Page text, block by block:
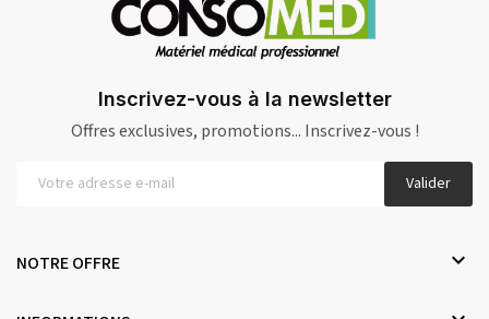
Inscrivez-vous à la newsletter
Offres exclusives, promotions... Inscrivez-vous !
Valider
NOTRE OFFRE 